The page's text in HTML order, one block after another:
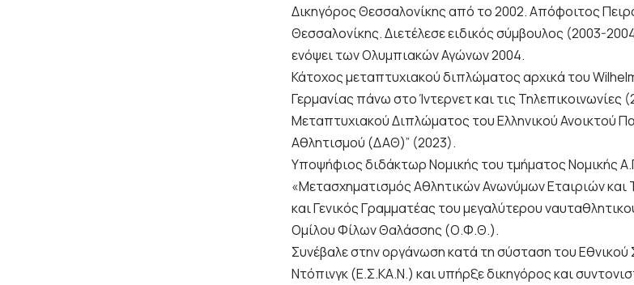
Δικηγόρος Θεσσαλονίκης από το 2002. Απόφοιτος
Θεσσαλονίκης. Διετέλεσε ειδικός σύμβουλος (2003-
ενόψει των Ολυμπιακών Αγώνων 2004.
Κάτοχος μεταπτυχιακού διπλώματος αρχικά του
Γερμανίας πάνω στο Ίντερνετ και τις Τηλεπικοινωνίες
Μεταπτυχιακού Διπλώματος του Ελληνικού Ανοικτού
Αθλητισμού (ΔΑΘ)” (2023).
Υποψήφιος διδάκτωρ Νομικής του τμήματος Νομικής
«Μετασχηματισμός Αθλητικών Ανωνύμων Εταιριών
και Γενικός Γραμματέας του μεγαλύτερου
Ομίλου Φίλων Θαλάσσης (Ο.Φ.Θ.).
Συνέβαλε στην οργάνωση κατά τη σύσταση του
Ντόπινγκ (Ε.Σ.ΚΑ.Ν.) και υπήρξε δικηγόρος και